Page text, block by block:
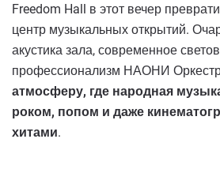
Freedom Hall в этот вечер
центр музыкальных открытий.
акустика зала, современное
профессионализм НАОНИ
атмосферу, где народная
роком, попом и даже
хитами.